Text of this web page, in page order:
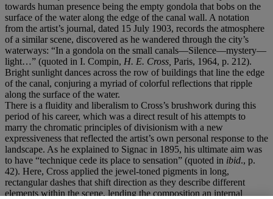
towards human presence being the empty gondola that bobs on the
surface of the water along the edge of the canal wall. A notation
from the artist’s journal, dated 15 July 1903, records the atmosphere
of a similar scene, discovered as he wandered through the city’s
waterways: “In a gondola on the small canals—Silence—mystery—
light…” (quoted in I. Compin, H. E. Cross, Paris, 1964, p. 212).
Bright sunlight dances across the row of buildings that line the edge
of the canal, conjuring a myriad of colorful reflections that ripple
along the surface of the water.
There is a fluidity and liberalism to Cross’s brushwork during this
period of his career, which was a direct result of his attempts to
marry the chromatic principles of divisionism with a new
expressiveness that reflected the artist’s own personal response to the
landscape. As he explained to Signac in 1895, his ultimate aim was
to have “technique cede its place to sensation” (quoted in ibid., p.
42). Here, Cross applied the jewel-toned pigments in long,
rectangular dashes that shift direction as they describe different
elements within the scene, lending the composition an internal